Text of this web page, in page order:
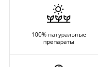
100% натуральные
препараты